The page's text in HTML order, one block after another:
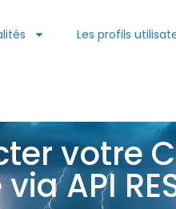
Les profils
votre
API